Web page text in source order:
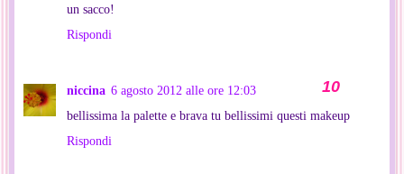
un sacco!
Rispondi
niccina 6 agosto 2012 alle ore 12:03
bellissima la palette e brava tu bellissimi questi makeup
Rispondi